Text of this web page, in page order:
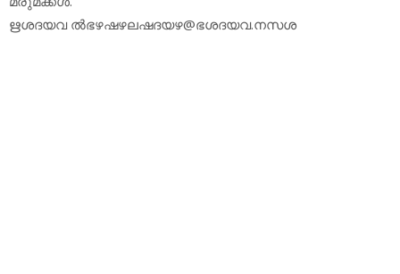
ഋശദയവ ല്‍ഭഴഷഴലഷദയഴ@ഭശദയവ.നസശ